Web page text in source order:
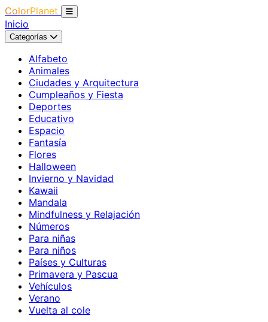
ColorPlanet
Inicio
Categorías
Alfabeto
Animales
Ciudades y Arquitectura
Cumpleaños y Fiesta
Deportes
Educativo
Espacio
Fantasía
Flores
Halloween
Invierno y Navidad
Kawaii
Mandala
Mindfulness y Relajación
Números
Para niñas
Para niños
Países y Culturas
Primavera y Pascua
Vehículos
Verano
Vuelta al cole